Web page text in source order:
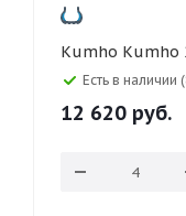
Kumho
Есть в наличии
12 620 руб.